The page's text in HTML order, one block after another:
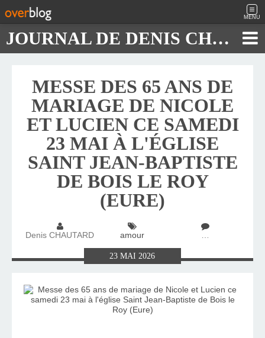
MENU
JOURNAL DE DENIS CHAUTARD
MESSE DES 65 ANS DE
MARIAGE DE NICOLE
ET LUCIEN CE SAMEDI
23 MAI À L'ÉGLISE
SAINT JEAN-BAPTISTE
DE BOIS LE ROY
(EURE)
Denis CHAUTARD amour …
23MAI2026